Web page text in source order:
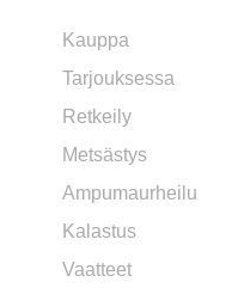
Kauppa
Tarjouksessa
Retkeily
Metsästys
Ampumaurheilu
Kalastus
Vaatteet